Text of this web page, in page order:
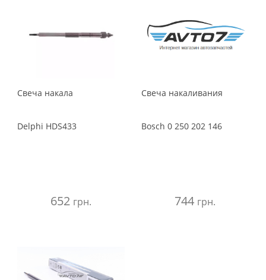
Свеча накала
Delphi HDS433
652 грн.
Свеча накаливания
Bosch 0 250 202 146
744 грн.